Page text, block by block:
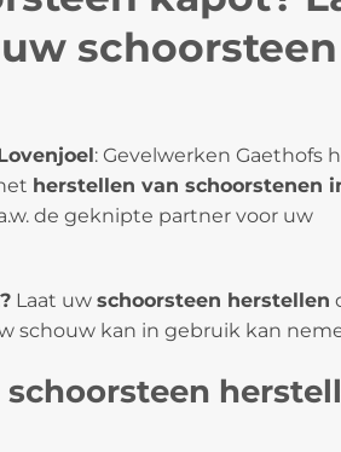
schoorsteen
: Gevelwerken Gaethofs
herstellen van schoorstenen
de geknipte partner voor uw
Laat uw schoorsteen herstellen
schouw kan in gebruik kan
schoorsteen